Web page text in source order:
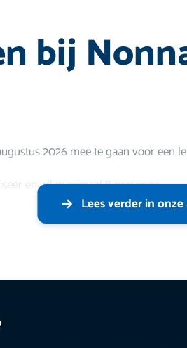
bij
2026 mee te gaan voor een
en wil maximaal 8 personen
Lees verder in onze